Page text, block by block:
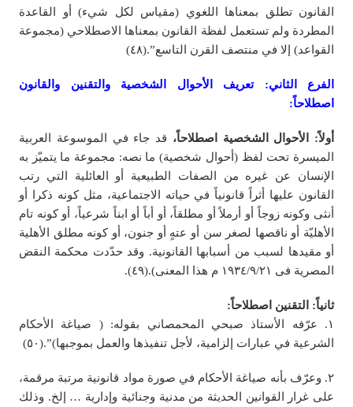
القانون تطلق بمعناها اللغوي (مقياس لكل شيء) أو القاعدة
المطردة ولم تستعمل لفظة القانون بمعناها الاصطلاحي (مجموعة
القواعد) إلا في منتصف القرن التاسع”.(٤٨)
الفرع الثاني: تعريف الأحوال الشخصية والتقنين والقانون
اصطلاحاً:
أولاً: الأحوال الشخصية اصطلاحاً، قد جاء في الموسوعة العربية
الميسرة تحت لفظ (أحوال شخصية) ما نصه: مجموعة ما يتميّز به
الإنسان عن غيره من الصفات الطبيعية أو العائلية التي رتب
القانون عليها أثراً قانونياً في حياته الاجتماعية، مثل كونه ذكرا أو
أنثى وكونه زوجاً أو أرملاً أو مطلقاً، أو أباً أو ابناً شرعياً، أو كونه تام
الأهليّة أو ناقصها لصغر سن أو عتهٍ أو جنون، أو كونه مطلق الأهلية
أو مقيدها لسبب من أسبابها القانونیة. وقد حدّدت محکمة النقض
المصریة فی ۱۹۳٤/۹/۲۱ م هذا المعنی).(٤٩).
ثانياً: التقنين اصطلاحاً:
١. عرّفه الأستاذ صبحي المحمصاني بقوله: ( صياغة الأحكام
الشرعية في عبارات إلزامية، لأجل تنفيذها والعمل بموجبها)”.(٥٠)
٢. وعرّف بأنه صياغة الأحكام في صورة مواد قانونية مرتبة مرقمة،
على غرار القوانين الحديثة من مدنية وجنائية وإدارية … إلخ. وذلك